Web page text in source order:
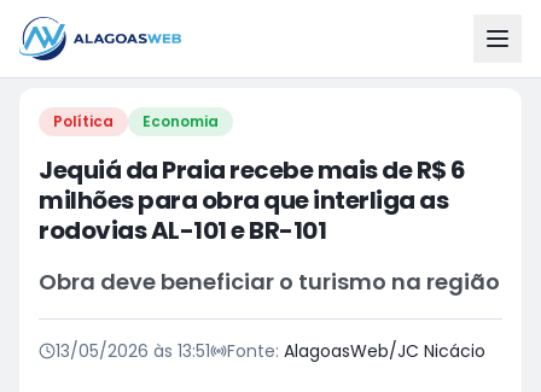
Política Economia
Jequiá da Praia recebe mais de R$ 6
milhões para obra que interliga as
rodovias AL-101 e BR-101
Obra deve beneficiar o turismo na região
13/05/2026 às 13:51 Fonte: AlagoasWeb/JC Nicácio